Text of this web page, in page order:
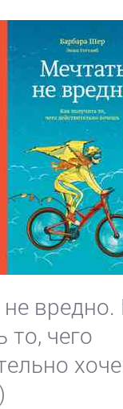
вредно.
то, чего